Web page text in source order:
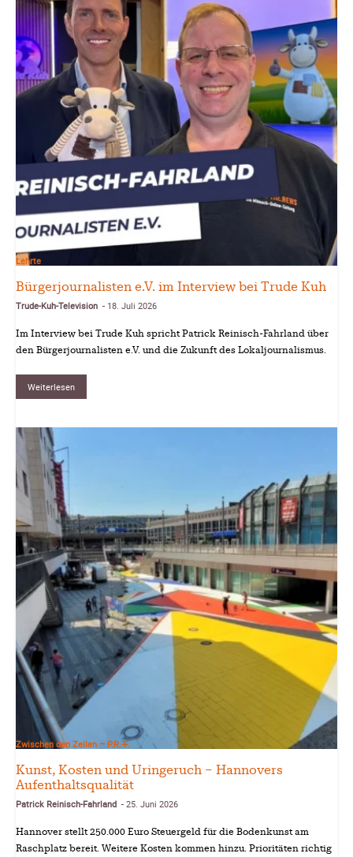
Lehrte
Bürgerjournalisten e.V. im Interview bei Trude Kuh
Trude-Kuh-Television - 18. Juli 2026
Im Interview bei Trude Kuh spricht Patrick Reinisch-Fahrland über
den Bürgerjournalisten e.V. und die Zukunft des Lokaljournalismus.
Weiterlesen
Zwischen den Zeilen – P.R.-F.
Kunst, Kosten und Uringeruch – Hannovers
Aufenthaltsqualität
Patrick Reinisch-Fahrland - 25. Juni 2026
Hannover stellt 250.000 Euro Steuergeld für die Bodenkunst am
Raschplatz bereit. Weitere Kosten kommen hinzu. Prioritäten richtig